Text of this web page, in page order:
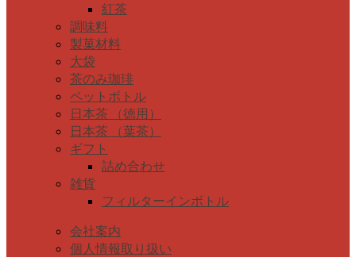
紅茶
調味料
製菓材料
大袋
茶のみ珈琲
ペットボトル
日本茶 （徳用）
日本茶 （葉茶）
ギフト
詰め合わせ
雑貨
フィルターインボトル
会社案内
個人情報取り扱い